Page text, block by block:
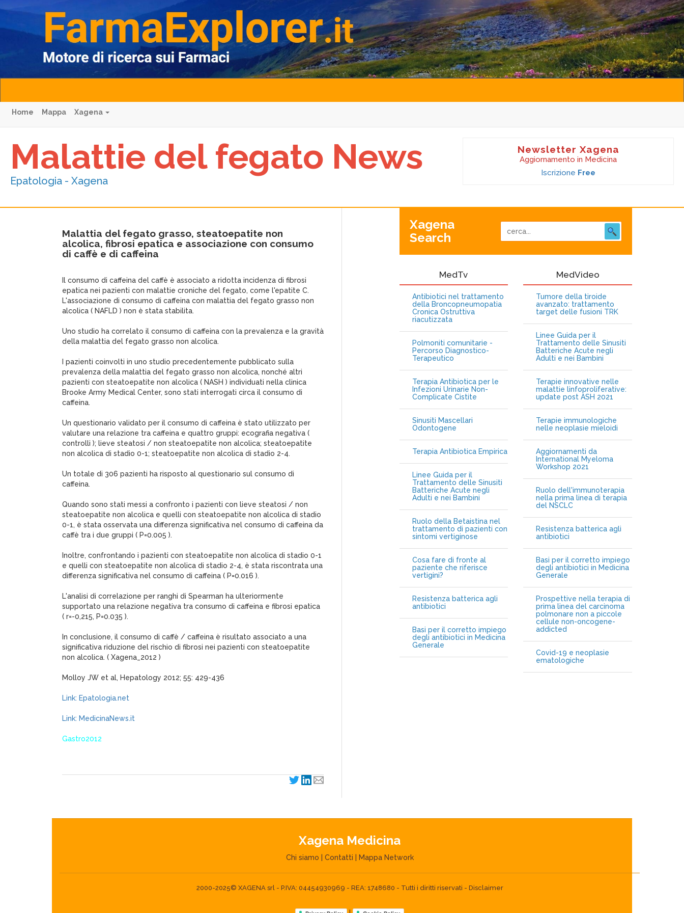
Home Mappa Xagena
Malattie del fegato News
Epatologia - Xagena
Newsletter Xagena
Aggiornamento in Medicina
Iscrizione Free
Malattia del fegato grasso, steatoepatite non
alcolica, fibrosi epatica e associazione con consumo
di caffè e di caffeina
Il consumo di caffeina del caffè è associato a ridotta incidenza di fibrosi
epatica nei pazienti con malattie croniche del fegato, come l'epatite C.
L'associazione di consumo di caffeina con malattia del fegato grasso non
alcolica ( NAFLD ) non è stata stabilita.
Uno studio ha correlato il consumo di caffeina con la prevalenza e la gravità
della malattia del fegato grasso non alcolica.
I pazienti coinvolti in uno studio precedentemente pubblicato sulla
prevalenza della malattia del fegato grasso non alcolica, nonché altri
pazienti con steatoepatite non alcolica ( NASH ) individuati nella clinica
Brooke Army Medical Center, sono stati interrogati circa il consumo di
caffeina.
Un questionario validato per il consumo di caffeina è stato utilizzato per
valutare una relazione tra caffeina e quattro gruppi: ecografia negativa (
controlli ); lieve steatosi / non steatoepatite non alcolica; steatoepatite
non alcolica di stadio 0-1; steatoepatite non alcolica di stadio 2-4.
Un totale di 306 pazienti ha risposto al questionario sul consumo di
caffeina.
Quando sono stati messi a confronto i pazienti con lieve steatosi / non
steatoepatite non alcolica e quelli con steatoepatite non alcolica di stadio
0-1, è stata osservata una differenza significativa nel consumo di caffeina da
caffè tra i due gruppi ( P=0.005 ).
Inoltre, confrontando i pazienti con steatoepatite non alcolica di stadio 0-1
e quelli con steatoepatite non alcolica di stadio 2-4, è stata riscontrata una
differenza significativa nel consumo di caffeina ( P=0.016 ).
L'analisi di correlazione per ranghi di Spearman ha ulteriormente
supportato una relazione negativa tra consumo di caffeina e fibrosi epatica
( r=-0,215, P=0.035 ).
In conclusione, il consumo di caffè / caffeina è risultato associato a una
significativa riduzione del rischio di fibrosi nei pazienti con steatoepatite
non alcolica. ( Xagena_2012 )
Molloy JW et al, Hepatology 2012; 55: 429-436
Link: Epatologia.net
Link: MedicinaNews.it
Gastro2012
Xagena
Search
MedTv
Antibiotici nel trattamento
della Broncopneumopatia
Cronica Ostruttiva
riacutizzata
Polmoniti comunitarie -
Percorso Diagnostico-
Terapeutico
Terapia Antibiotica per le
Infezioni Urinarie Non-
Complicate Cistite
Sinusiti Mascellari
Odontogene
Terapia Antibiotica Empirica
Linee Guida per il
Trattamento delle Sinusiti
Batteriche Acute negli
Adulti e nei Bambini
Ruolo della Betaistina nel
trattamento di pazienti con
sintomi vertiginose
Cosa fare di fronte al
paziente che riferisce
vertigini?
Resistenza batterica agli
antibiotici
Basi per il corretto impiego
degli antibiotici in Medicina
Generale
MedVideo
Tumore della tiroide
avanzato: trattamento
target delle fusioni TRK
Linee Guida per il
Trattamento delle Sinusiti
Batteriche Acute negli
Adulti e nei Bambini
Terapie innovative nelle
malattie linfoproliferative:
update post ASH 2021
Terapie immunologiche
nelle neoplasie mieloidi
Aggiornamenti da
International Myeloma
Workshop 2021
Ruolo dell'immunoterapia
nella prima linea di terapia
del NSCLC
Resistenza batterica agli
antibiotici
Basi per il corretto impiego
degli antibiotici in Medicina
Generale
Prospettive nella terapia di
prima linea del carcinoma
polmonare non a piccole
cellule non-oncogene-
addicted
Covid-19 e neoplasie
ematologiche
Xagena Medicina
Chi siamo Contatti Mappa Network
2000-2025© XAGENA srl - P.IVA: 04454930969 - REA: 1748680 - Tutti i diritti riservati - Disclaimer